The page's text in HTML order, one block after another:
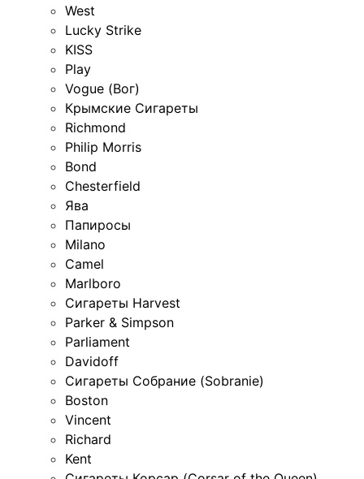
West
Lucky Strike
KISS
Play
Vogue (Вог)
Крымские Сигареты
Richmond
Philip Morris
Bond
Chesterfield
Ява
Папиросы
Milano
Camel
Marlboro
Сигареты Harvest
Parker & Simpson
Parliament
Davidoff
Сигареты Собрание (Sobranie)
Boston
Vincent
Richard
Kent